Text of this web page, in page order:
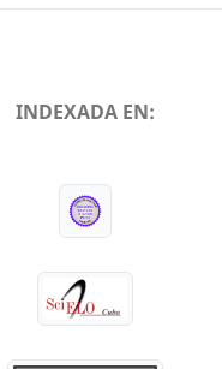
INDEXADA EN: